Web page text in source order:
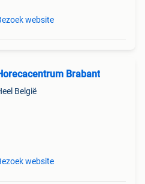
website
Brabant
België
website